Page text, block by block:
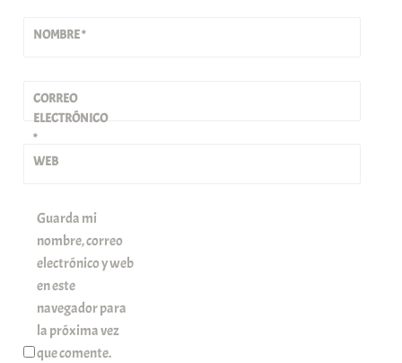
NOMBRE*
CORREO
ELECTRÓNICO
*
WEB
Guarda mi
nombre, correo
electrónico y web
en este
navegador para
la próxima vez
que comente.